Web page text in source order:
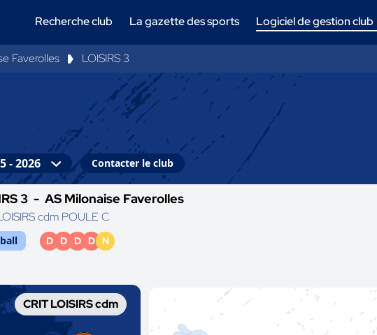
Recherche club La gazette des sports Logiciel de gestion club
Faverolles LOISIRS 3
Contacter le club
3 -AS Milonaise Faverolles
cdm POULE C
D D D D N
CRIT LOISIRS cdm